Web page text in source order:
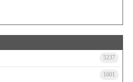
5237
1601